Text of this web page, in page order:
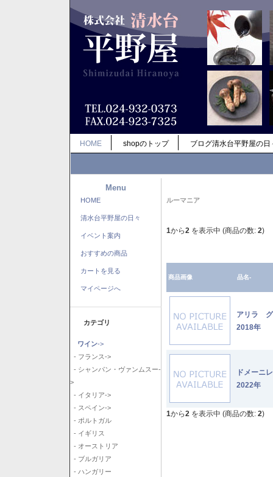
HOME shopのトップ ブログ清水台平野屋の日
Menu
HOME
清水台平野屋の日々
イベント案内
おすすめの商品
カートを見る
マイページへ
カテゴリ
ワイン->
- フランス->
- シャンパン・ヴァンムスー-
>
- イタリア->
- スペイン->
- ポルトガル
- イギリス
- オーストリア
- ブルガリア
- ハンガリー
ルーマニア
1から2 を表示中 (商品の数: 2)
商品画像 品名-
アリラ
2018年
ドメー
2022年
1から2 を表示中 (商品の数: 2)